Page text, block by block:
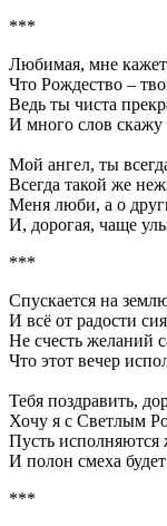
***
Любимая, мне
Что Рождество –
Ведь ты чиста
И много слов скажу
Мой ангел, ты
Всегда такой же
Меня люби, а о
И, дорогая, чаще
***
Спускается на
И всё от радости
Не счесть желаний
Что этот вечер
Тебя поздравить,
Хочу я с Светлым
Пусть исполняются
И полон смеха
***